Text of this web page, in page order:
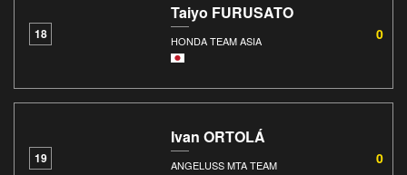
18
Taiyo FURUSATO
HONDA TEAM ASIA 0
19
Ivan ORTOLÁ
ANGELUSS MTA TEAM 0